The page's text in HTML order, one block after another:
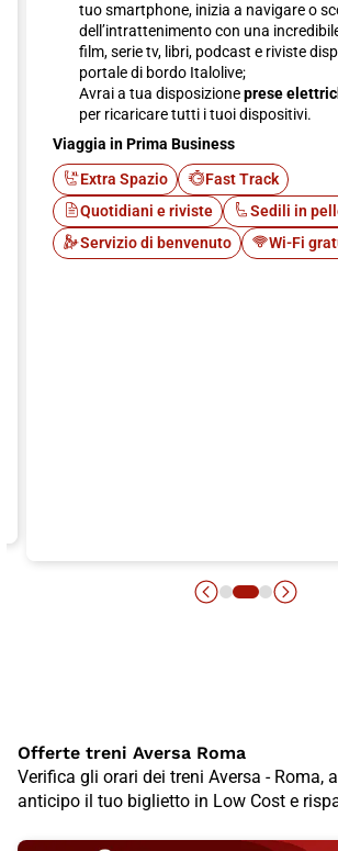
tuo smartphone, inizia a navigare o
dell’intrattenimento con una
film, serie tv, libri, podcast e riviste
portale di bordo Italolive;
Avrai a tua disposizioneprese
per ricaricare tutti i tuoi dispositivi.
Viaggia in Prima Business
Extra Spazio
Fast Track
Quotidiani e riviste
Sedili in
Servizio di benvenuto
Wi-Fi
Offerte treni Aversa Roma
Verifica gli orari dei treni Aversa - Roma,
anticipo il tuo biglietto in Low Cost e